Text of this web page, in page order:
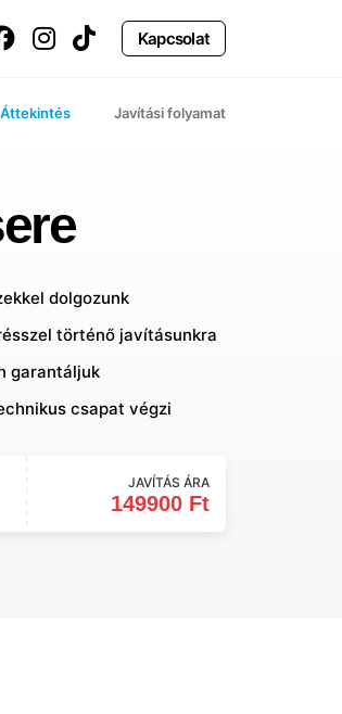
Kapcsolat
Áttekintés Javítási folyamat
dolgozunk
történő javításunkra
garantáljuk
csapat végzi
JAVÍTÁS ÁRA
149900 Ft